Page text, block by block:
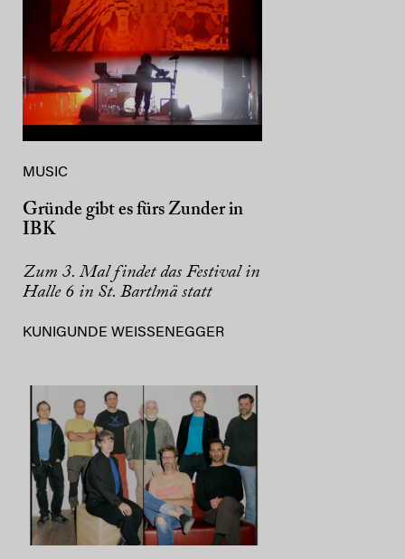
MUSIC
Gründe gibt es fürs Zunder in
IBK
Zum 3. Mal findet das Festival in
Halle 6 in St. Bartlmä statt
KUNIGUNDE WEISSENEGGER